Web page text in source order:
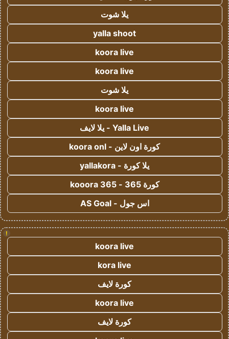
يلا شوت
yalla shoot
koora live
koora live
يلا شوت
koora live
Yalla Live - يلا لايف
كورة اون لاين - koora onl
يلا كورة - yallakora
كورة 365 - kooora 365
اس جول - AS Goal
!
koora live
kora live
كورة لايف
koora live
كورة لايف